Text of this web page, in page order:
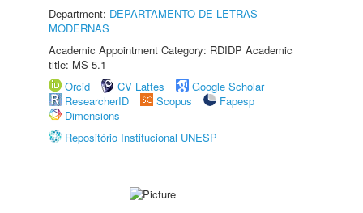
Department: DEPARTAMENTO DE LETRAS
MODERNAS
Academic Appointment Category: RDIDP Academic
title: MS-5.1
Orcid
CV Lattes
Google Scholar
ResearcherID
Scopus
Fapesp
Dimensions
Repositório Institucional UNESP